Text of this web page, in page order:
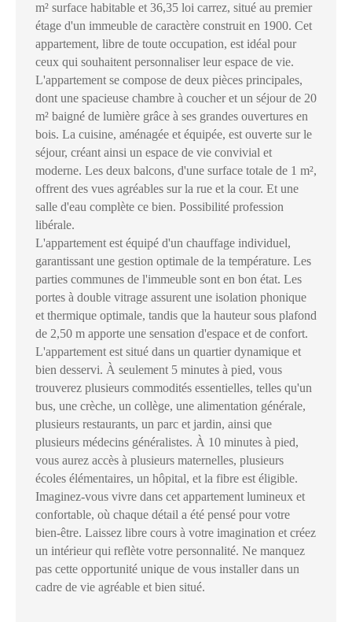
m² surface habitable et 36,35 loi carrez, situé au premier
étage d'un immeuble de caractère construit en 1900. Cet
appartement, libre de toute occupation, est idéal pour
ceux qui souhaitent personnaliser leur espace de vie.
L'appartement se compose de deux pièces principales,
dont une spacieuse chambre à coucher et un séjour de 20
m² baigné de lumière grâce à ses grandes ouvertures en
bois. La cuisine, aménagée et équipée, est ouverte sur le
séjour, créant ainsi un espace de vie convivial et
moderne. Les deux balcons, d'une surface totale de 1 m²,
offrent des vues agréables sur la rue et la cour. Et une
salle d'eau complète ce bien. Possibilité profession
libérale.
L'appartement est équipé d'un chauffage individuel,
garantissant une gestion optimale de la température. Les
parties communes de l'immeuble sont en bon état. Les
portes à double vitrage assurent une isolation phonique
et thermique optimale, tandis que la hauteur sous plafond
de 2,50 m apporte une sensation d'espace et de confort.
L'appartement est situé dans un quartier dynamique et
bien desservi. À seulement 5 minutes à pied, vous
trouverez plusieurs commodités essentielles, telles qu'un
bus, une crèche, un collège, une alimentation générale,
plusieurs restaurants, un parc et jardin, ainsi que
plusieurs médecins généralistes. À 10 minutes à pied,
vous aurez accès à plusieurs maternelles, plusieurs
écoles élémentaires, un hôpital, et la fibre est éligible.
Imaginez-vous vivre dans cet appartement lumineux et
confortable, où chaque détail a été pensé pour votre
bien-être. Laissez libre cours à votre imagination et créez
un intérieur qui reflète votre personnalité. Ne manquez
pas cette opportunité unique de vous installer dans un
cadre de vie agréable et bien situé.